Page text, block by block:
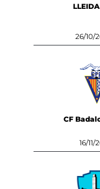
26/10/
CF
16/11/